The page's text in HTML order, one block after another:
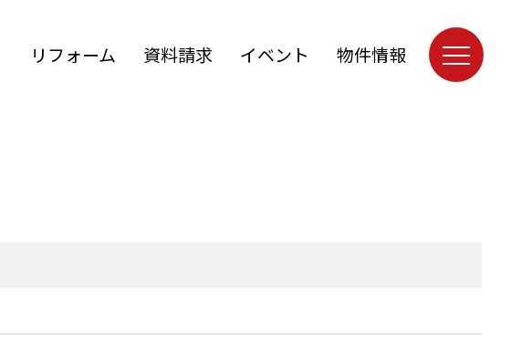
リフォーム 資料請求 イベント 物件情報